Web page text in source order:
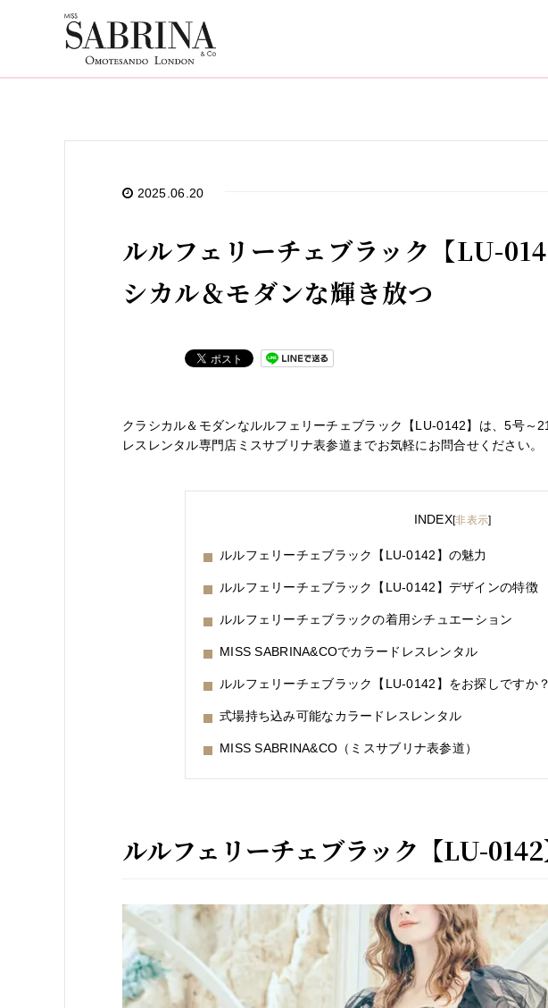
2025.06.20
ルルフェリーチェブラック【LU-
シカル＆モダンな輝き放つ
クラシカル＆モダンなルルフェリーチェブラック【LU-0142】は、5号～
レスレンタル専門店ミスサブリナ表参道までお気軽にお問合せください。
INDEX[非表示]
ルルフェリーチェブラック【LU-0142】の魅力
ルルフェリーチェブラック【LU-0142】デザインの特徴
ルルフェリーチェブラックの着用シチュエーション
MISS SABRINA&COでカラードレスレンタル
ルルフェリーチェブラック【LU-0142】をお探しですか？
式場持ち込み可能なカラードレスレンタル
MISS SABRINA&CO（ミスサブリナ表参道）
ルルフェリーチェブラック【LU-